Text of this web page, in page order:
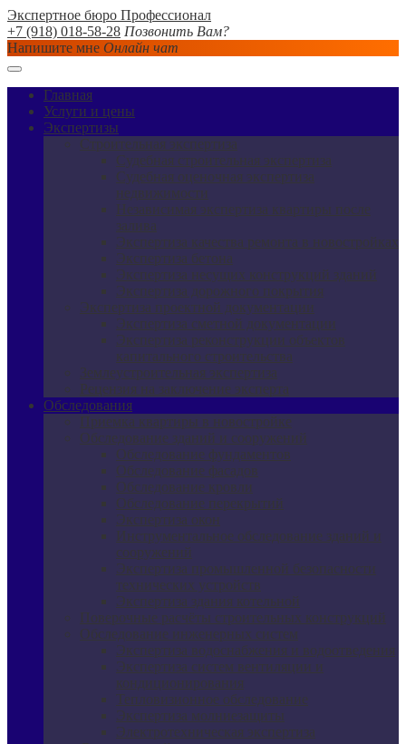
Экспертное бюро Профессионал
+7 (918) 018-58-28 Позвонить Вам?
Напишите мне Онлайн чат
Главная
Услуги и цены
Экспертизы
Строительная экспертиза
Судебная строительная экспертиза
Судебная оценочная экспертиза
недвижимости
Независимая экспертиза квартиры после
залива
Экспертиза качества ремонта в новостройках
Экспертиза бетона
Экспертиза несущих конструкций зданий
Экспертиза дорожного покрытия
Экспертиза проектной документации
Экспертиза сметной документации
Экспертиза реконструкции объектов
капитального строительства
Землеустроительная экспертиза
Рецензия на заключение эксперта
Обследования
Приемка квартиры в новостройке
Обследование зданий и сооружений
Обследование фундаментов
Обследование фасадов
Обследование кровли
Обследование перекрытий
Экспертиза окон
Инструментальное обследование зданий и
сооружений
Экспертиза промышленной безопасности
технических устройств
Экспертиза здания котельной
Поверочные расчёты строительных конструкций
Обследование инженерных систем
Экспертиза водоснабжения и водоотведения
Экспертиза систем вентиляции и
кондиционирования
Тепловизионное обследование
Экспертиза молниезащиты
Электротехническая экспертиза